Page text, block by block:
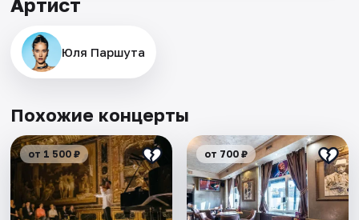
Артист
Юля Паршута
Похожие концерты
от 1 500 ₽ от 700 ₽